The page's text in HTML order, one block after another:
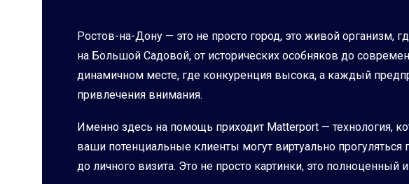
Ростов-на-Дону — это не просто город, это живой организм,
на Большой Садовой, от исторических особняков до
динамичном месте, где конкуренция высока, а каждый
привлечения внимания.
Именно здесь на помощь приходит Matterport — технология,
ваши потенциальные клиенты могут виртуально
до личного визита. Это не просто картинки, это